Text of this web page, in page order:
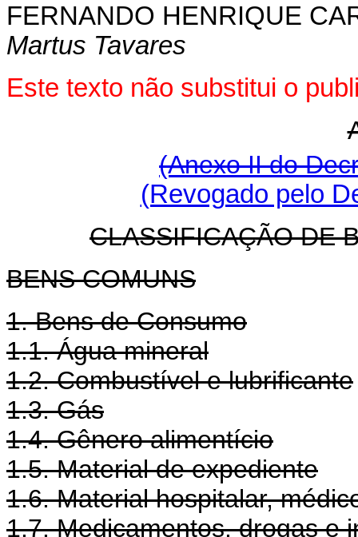
FERNANDO HENRIQUE
Martus Tavares
Este texto não substitui o
(Anexo II do
(Revogado pelo
CLASSIFICAÇÃO DE
BENS COMUNS
1. Bens de Consumo
1.1. Água mineral
1.2. Combustível e lubrificante
1.3. Gás
1.4. Gênero alimentício
1.5. Material de expediente
1.6. Material hospitalar,
1.7. Medicamentos, drogas e